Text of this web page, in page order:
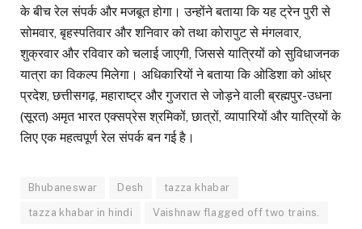
के बीच रेल संपर्क और मजबूत होगा। उन्होंने बताया कि यह ट्रेन पुरी से
सोमवार, बृहस्पतिवार और शनिवार को तथा कोरापुट से मंगलवार,
शुक्रवार और रविवार को चलाई जाएगी, जिससे यात्रियों को सुविधाजनक
यात्रा का विकल्प मिलेगा। अधिकारियों ने बताया कि ओडिशा को आंध्र
प्रदेश, छत्तीसगढ़, महाराष्ट्र और गुजरात से जोड़ने वाली ब्रह्मपुर-उधना
(सूरत) अमृत भारत एक्सप्रेस श्रमिकों, छात्रों, व्यापारियों और यात्रियों के
लिए एक महत्वपूर्ण रेल संपर्क बन गई है।
Bhubaneswar Desh tazza khabar
tazza khabar in hindi Vaishnaw flagged off two trains.